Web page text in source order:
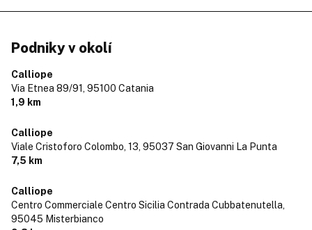
Podniky v okolí
Calliope
Via Etnea 89/91, 95100 Catania
1,9 km
Calliope
Viale Cristoforo Colombo, 13, 95037 San Giovanni La Punta
7,5 km
Calliope
Centro Commerciale Centro Sicilia Contrada Cubbatenutella,
95045 Misterbianco